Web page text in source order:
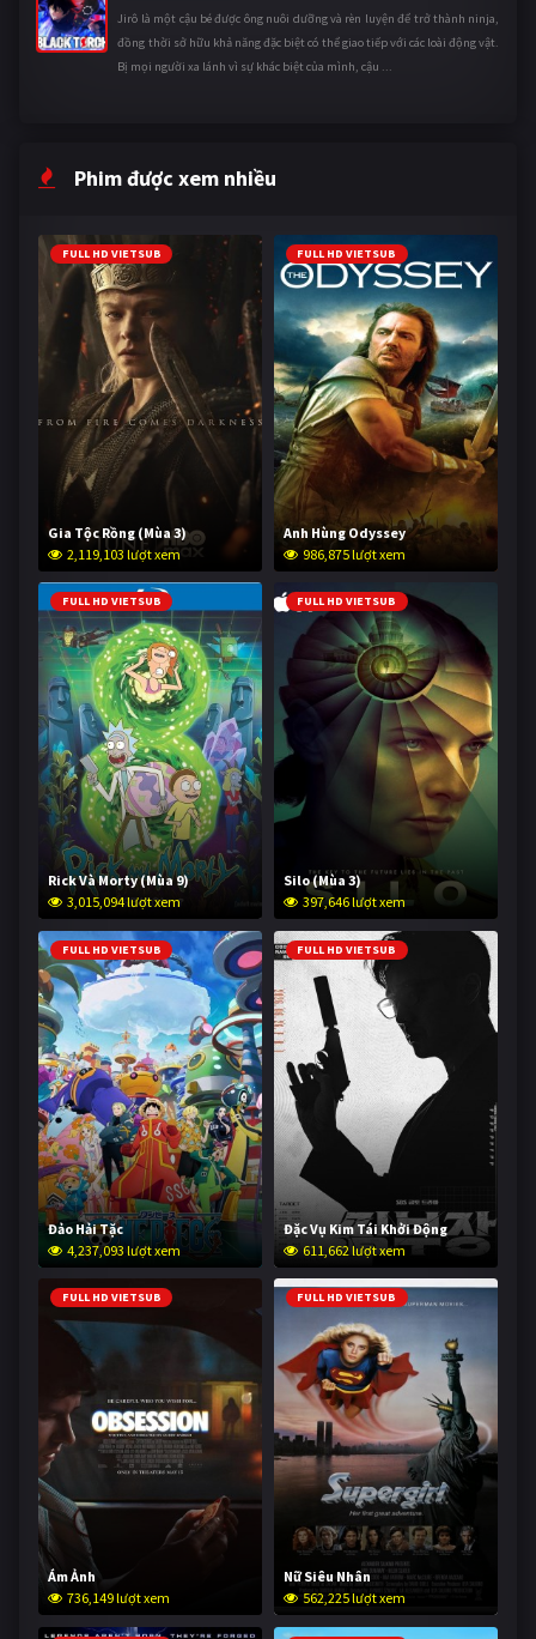
Jirô là một cậu bé được ông nuôi dưỡng và rèn luyện để trở thành ninja,
đồng thời sở hữu khả năng đặc biệt có thể giao tiếp với các loài động vật.
Bị mọi người xa lánh vì sự khác biệt của mình, cậu ...
Phim được xem nhiều
FULL HD VIETSUB
Gia Tộc Rồng (Mùa 3)
2,119,103 lượt xem
FULL HD VIETSUB
Anh Hùng Odyssey
986,875 lượt xem
FULL HD VIETSUB
Rick Và Morty (Mùa 9)
3,015,094 lượt xem
FULL HD VIETSUB
Silo (Mùa 3)
397,646 lượt xem
FULL HD VIETSUB
Đảo Hải Tặc
4,237,093 lượt xem
FULL HD VIETSUB
Đặc Vụ Kim Tái Khởi Động
611,662 lượt xem
FULL HD VIETSUB
Ám Ảnh
736,149 lượt xem
FULL HD VIETSUB
Nữ Siêu Nhân
562,225 lượt xem